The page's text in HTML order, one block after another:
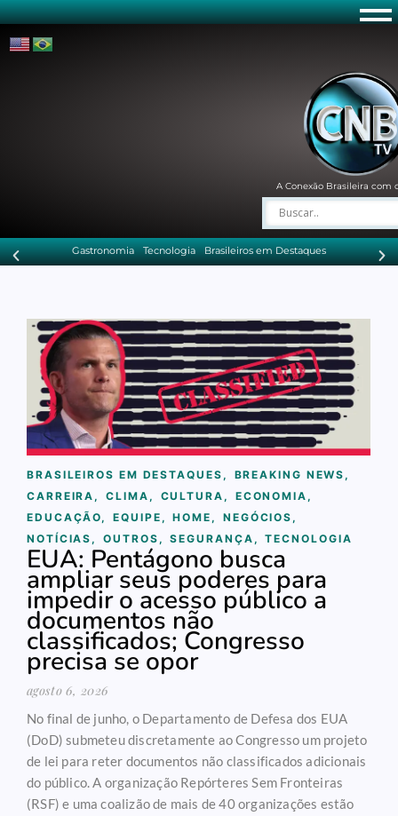
A Conexão Brasileira com
Gastronomia Tecnologia Brasileiros em Destaques
BRASILEIROS EM DESTAQUES , BREAKING NEWS ,
CARREIRA , CLIMA , CULTURA , ECONOMIA ,
EDUCAÇÃO, EQUIPE , HOME , NEGÓCIOS ,
NOTÍCIAS , OUTROS , SEGURANÇA , TECNOLOGIA
EUA: Pentágono busca
ampliar seus poderes para
impedir o acesso público a
documentos não
classificados; Congresso
precisa se opor
agosto 6, 2026
No final de junho, o Departamento de Defesa dos EUA
(DoD) submeteu discretamente ao Congresso um projeto
de lei para reter documentos não classificados adicionais
do público. A organização Repórteres Sem Fronteiras
(RSF) e uma coalizão de mais de 40 organizações estão